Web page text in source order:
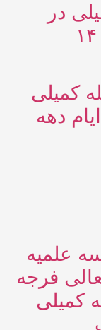
در
کمیلی
دهه
علمیه
فرجه
کمیلی